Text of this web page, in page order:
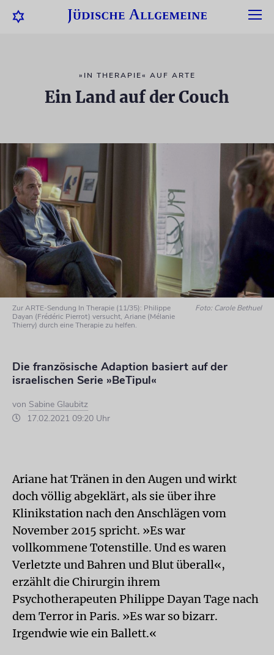
»IN THERAPIE« AUF ARTE
Ein Land auf der Couch
Zur ARTE-Sendung In Therapie (11/35): Philippe
Dayan (Frédéric Pierrot) versucht, Ariane (Mélanie
Thierry) durch eine Therapie zu helfen.
Foto: Carole Bethuel
Die französische Adaption basiert auf der
israelischen Serie »BeTipul«
von Sabine Glaubitz
17.02.2021 09:20 Uhr
Ariane hat Tränen in den Augen und wirkt
doch völlig abgeklärt, als sie über ihre
Klinikstation nach den Anschlägen vom
November 2015 spricht. »Es war
vollkommene Totenstille. Und es waren
Verletzte und Bahren und Blut überall«,
erzählt die Chirurgin ihrem
Psychotherapeuten Philippe Dayan Tage nach
dem Terror in Paris. »Es war so bizarr.
Irgendwie wie ein Ballett.«